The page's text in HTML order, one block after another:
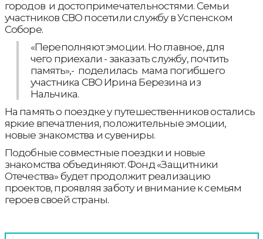
городов и достопримечательностями. Семьи
участников СВО посетили службу в Успенском
Соборе.
«Переполняют эмоции. Но главное, для
чего приехали - заказать службу, почтить
память»,- поделилась мама погибшего
участника СВО Ирина Березина из
Нальчика.
На память о поездке у путешественников остались
яркие впечатления, положительные эмоции,
новые знакомства и сувениры.
Подобные совместные поездки и новые
знакомства объединяют. Фонд «Защитники
Отечества» будет продолжит реализацию
проектов, проявляя заботу и внимание к семьям
героев своей страны.